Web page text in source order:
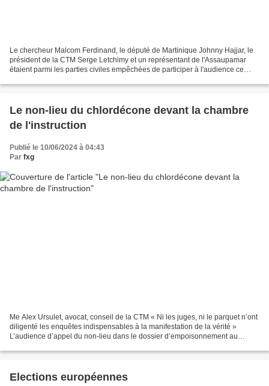
Le chercheur Malcom Ferdinand, le député de Martinique Johnny Hajjar, le
président de la CTM Serge Letchimy et un représentant de l'Assaupamar
étaient parmi les parties civiles empêchées de participer à l'audience ce
Le non-lieu du chlordécone devant la chambre
de l'instruction
Publié le 10/06/2024 à 04:43
Par fxg
Me Alex Ursulet, avocat, conseil de la CTM « Ni les juges, ni le parquet n’ont
diligenté les enquêtes indispensables à la manifestation de la vérité »
L’audience d’appel du non-lieu dans le dossier d’empoisonnement au
Elections européennes